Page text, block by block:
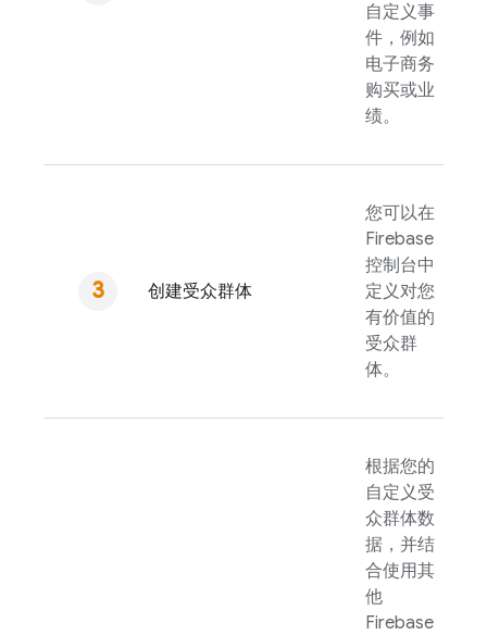
自定义事
件，例如
电子商务
购买或业
绩。
创建受众群体
您可以在
Firebase
控制台中
定义对您
有价值的
受众群
体。
根据您的
自定义受
众群体数
据，并结
合使用其
他
Firebase